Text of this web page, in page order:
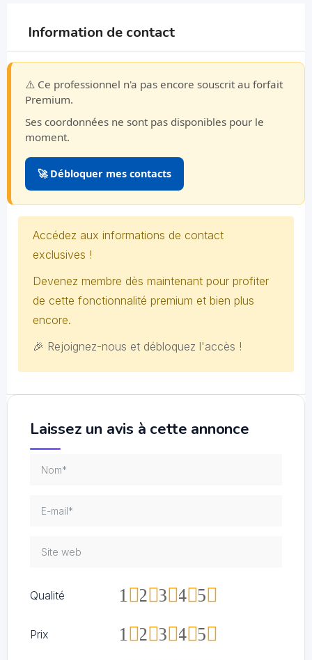
Information de contact
⚠️ Ce professionnel n'a pas encore souscrit au forfait
Premium.
Ses coordonnées ne sont pas disponibles pour le
moment.
🚀 Débloquer mes contacts
Accédez aux informations de contact
exclusives !
Devenez membre dès maintenant pour profiter
de cette fonctionnalité premium et bien plus
encore.
🎉 Rejoignez-nous et débloquez l'accès !
Laissez un avis à cette annonce
Qualité 5
4
3
2
1
Prix 5
4
3
2
1